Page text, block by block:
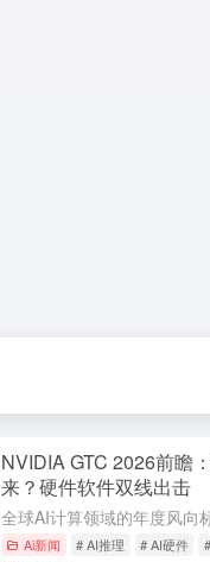
NVIDIA GTC 2026前瞻
来？硬件软件双线出击
Ai新闻 # AI推理 # AI硬件